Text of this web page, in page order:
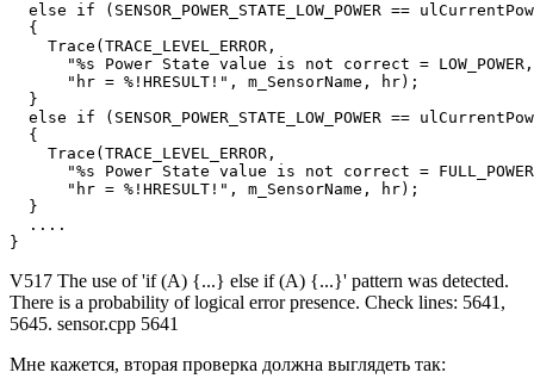
else if (SENSOR_POWER_STATE_LOW_POWER ==
  {
    Trace(TRACE_LEVEL_ERROR,
"%s Power State value is not correct =
      "hr = %!HRESULT!", m_SensorName, hr);
  }
else if (SENSOR_POWER_STATE_LOW_POWER ==
  {
    Trace(TRACE_LEVEL_ERROR,
"%s Power State value is not correct =
      "hr = %!HRESULT!", m_SensorName, hr);
  }
  ....
}
V517 The use of 'if (A) {...} else if (A) {...}' pattern was detected.
There is a probability of logical error presence. Check lines: 5641,
5645. sensor.cpp 5641
Мне кажется, вторая проверка должна выглядеть так: